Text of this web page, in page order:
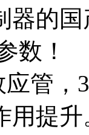
器的
数！
应管
用提升